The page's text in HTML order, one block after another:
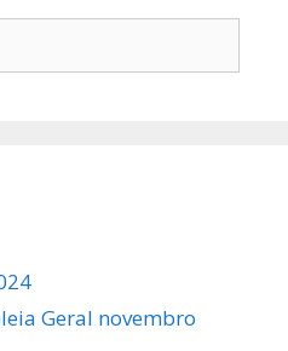
Geral novembro